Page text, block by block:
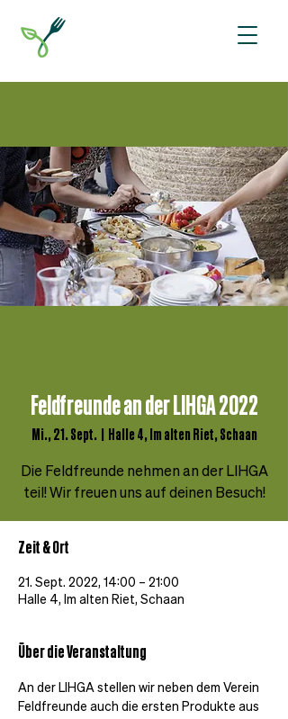
Feldfreunde an der LIHGA 2022
Mi., 21. Sept.
  |
Halle 4, Im alten Riet, Schaan
Die Feldfreunde nehmen an der LIHGA
teil! Wir freuen uns auf deinen Besuch!
Zeit & Ort
21. Sept. 2022, 14:00 – 21:00
Halle 4, Im alten Riet, Schaan
Über die Veranstaltung
An der LIHGA stellen wir neben dem Verein
Feldfreunde auch die ersten Produkte aus